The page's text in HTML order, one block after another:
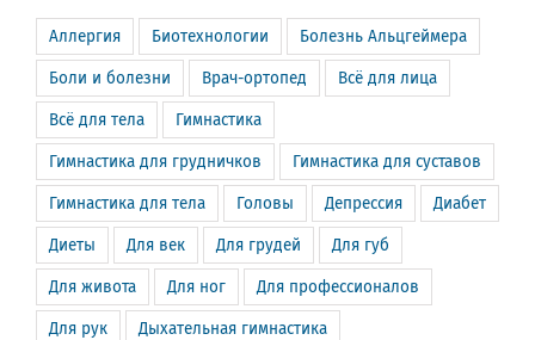
Аллергия Биотехнологии Болезнь Альцгеймера
Боли и болезни Врач-ортопед Всё для лица
Всё для тела Гимнастика
Гимнастика для грудничков Гимнастика для суставов
Гимнастика для тела Головы Депрессия Диабет
Диеты Для век Для грудей Для губ
Для живота Для ног Для профессионалов
Для рук Дыхательная гимнастика